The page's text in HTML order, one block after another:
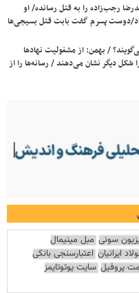
رجب‌زاده را به قتل رسانده/ او
دوست پسرم گفت بابت قتل بسیجی‌ها
/ بهمن: از مشغولیت نهادها
شکل دیگر نشان می‌دهند / رسانه‌ها را از
سونی مبل مینیمال
ایرانیان اعتبارسنجی بانکی
پروفیل سایت یوتوتایمز